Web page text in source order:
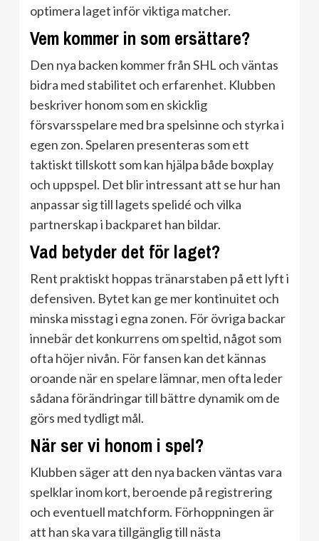
optimera laget inför viktiga matcher.
Vem kommer in som ersättare?
Den nya backen kommer från SHL och väntas
bidra med stabilitet och erfarenhet. Klubben
beskriver honom som en skicklig
försvarsspelare med bra spelsinne och styrka i
egen zon. Spelaren presenteras som ett
taktiskt tillskott som kan hjälpa både boxplay
och uppspel. Det blir intressant att se hur han
anpassar sig till lagets spelidé och vilka
partnerskap i backparet han bildar.
Vad betyder det för laget?
Rent praktiskt hoppas tränarstaben på ett lyft i
defensiven. Bytet kan ge mer kontinuitet och
minska misstag i egna zonen. För övriga backar
innebär det konkurrens om speltid, något som
ofta höjer nivån. För fansen kan det kännas
oroande när en spelare lämnar, men ofta leder
sådana förändringar till bättre dynamik om de
görs med tydligt mål.
När ser vi honom i spel?
Klubben säger att den nya backen väntas vara
spelklar inom kort, beroende på registrering
och eventuell matchform. Förhoppningen är
att han ska vara tillgänglig till nästa